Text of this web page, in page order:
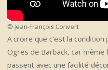
© Jean-François Convert
A croire que c’est la
Ogres de Barback, car même
passent avec une facilité